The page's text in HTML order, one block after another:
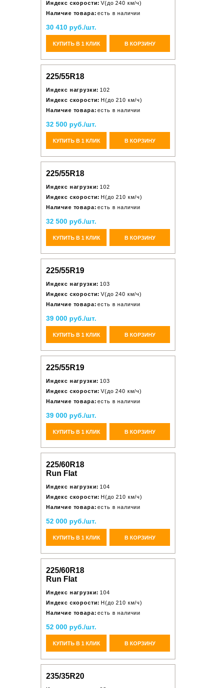
Индекс скорости: V(до 240 км/ч)
Наличие товара: есть в наличии
30 410 руб./шт.
КУПИТЬ В 1 КЛИК В КОРЗИНУ
225/55R18
Индекс нагрузки: 102
Индекс скорости: H(до 210 км/ч)
Наличие товара: есть в наличии
32 500 руб./шт.
КУПИТЬ В 1 КЛИК В КОРЗИНУ
225/55R18
Индекс нагрузки: 102
Индекс скорости: H(до 210 км/ч)
Наличие товара: есть в наличии
32 500 руб./шт.
КУПИТЬ В 1 КЛИК В КОРЗИНУ
225/55R19
Индекс нагрузки: 103
Индекс скорости: V(до 240 км/ч)
Наличие товара: есть в наличии
39 000 руб./шт.
КУПИТЬ В 1 КЛИК В КОРЗИНУ
225/55R19
Индекс нагрузки: 103
Индекс скорости: V(до 240 км/ч)
Наличие товара: есть в наличии
39 000 руб./шт.
КУПИТЬ В 1 КЛИК В КОРЗИНУ
225/60R18
Run Flat
Индекс нагрузки: 104
Индекс скорости: H(до 210 км/ч)
Наличие товара: есть в наличии
52 000 руб./шт.
КУПИТЬ В 1 КЛИК В КОРЗИНУ
225/60R18
Run Flat
Индекс нагрузки: 104
Индекс скорости: H(до 210 км/ч)
Наличие товара: есть в наличии
52 000 руб./шт.
КУПИТЬ В 1 КЛИК В КОРЗИНУ
235/35R20